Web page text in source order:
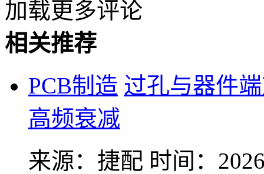
加载更多评论
相关推荐
PCB制造 过孔与器件
高频衰减
来源：捷配 时间：